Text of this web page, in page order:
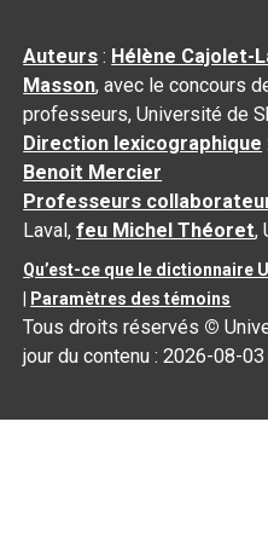
Auteurs : Hélène Cajolet-
Masson, avec le concours
professeurs, Université de
Direction lexicographique
Benoit Mercier
Professeurs
Laval,feu Michel Théoret,
Qu’est-ce que le dictionnaire
Paramètres des témoins
Tous droits réservés ©
jour du contenu :2026-08-03